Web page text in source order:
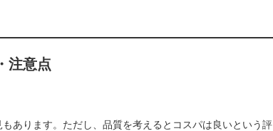
注意点
もあります。ただし、品質を考えるとコスパは良いという評